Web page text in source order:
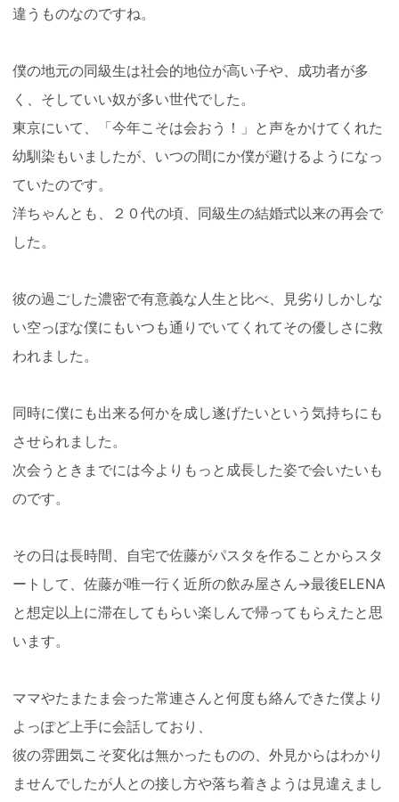
違うものなのですね。
僕の地元の同級生は社会的地位が高い子や、成功者が多
く、そしていい奴が多い世代でした。
東京にいて、「今年こそは会おう！」と声をかけてくれた
幼馴染もいましたが、いつの間にか僕が避けるようになっ
ていたのです。
洋ちゃんとも、２０代の頃、同級生の結婚式以来の再会で
した。
彼の過ごした濃密で有意義な人生と比べ、見劣りしかしな
い空っぽな僕にもいつも通りでいてくれてその優しさに救
われました。
同時に僕にも出来る何かを成し遂げたいという気持ちにも
させられました。
次会うときまでには今よりもっと成長した姿で会いたいも
のです。
その日は長時間、自宅で佐藤がパスタを作ることからスタ
ートして、佐藤が唯一行く近所の飲み屋さん→最後ELENA
と想定以上に滞在してもらい楽しんで帰ってもらえたと思
います。
ママやたまたま会った常連さんと何度も絡んできた僕より
よっぽど上手に会話しており、
彼の雰囲気こそ変化は無かったものの、外見からはわかり
ませんでしたが人との接し方や落ち着きようは見違えまし